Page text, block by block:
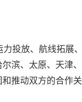
投放、航线拓展、
滨、太原、天津、
推动双方的合作关